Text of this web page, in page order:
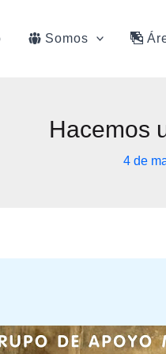
Somos
Hacemos
4 de